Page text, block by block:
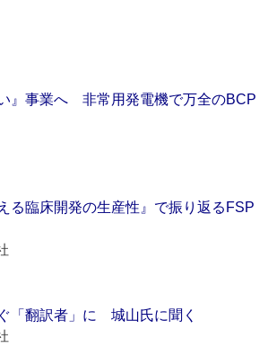
』事業へ 非常用発電機で万全のBCP
る臨床開発の生産性』で振り返るFSP
「翻訳者」に 城山氏に聞く